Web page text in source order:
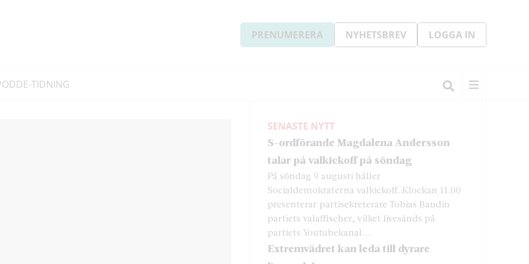
PRENUMERERA NYHETSBREV LOGGA IN
E-TIDNING
SENASTE NYTT
S-ordförande Magdalena Andersson
talar på valkickoff på söndag
På söndag 9 augusti håller
Socialdemokraterna valkickoff. Klockan 11.00
presenterar partisekreterare Tobias Baudin
partiets valaffischer, vilket livesänds på
partiets Youtubekanal....
Extremvädret kan leda till dyrare